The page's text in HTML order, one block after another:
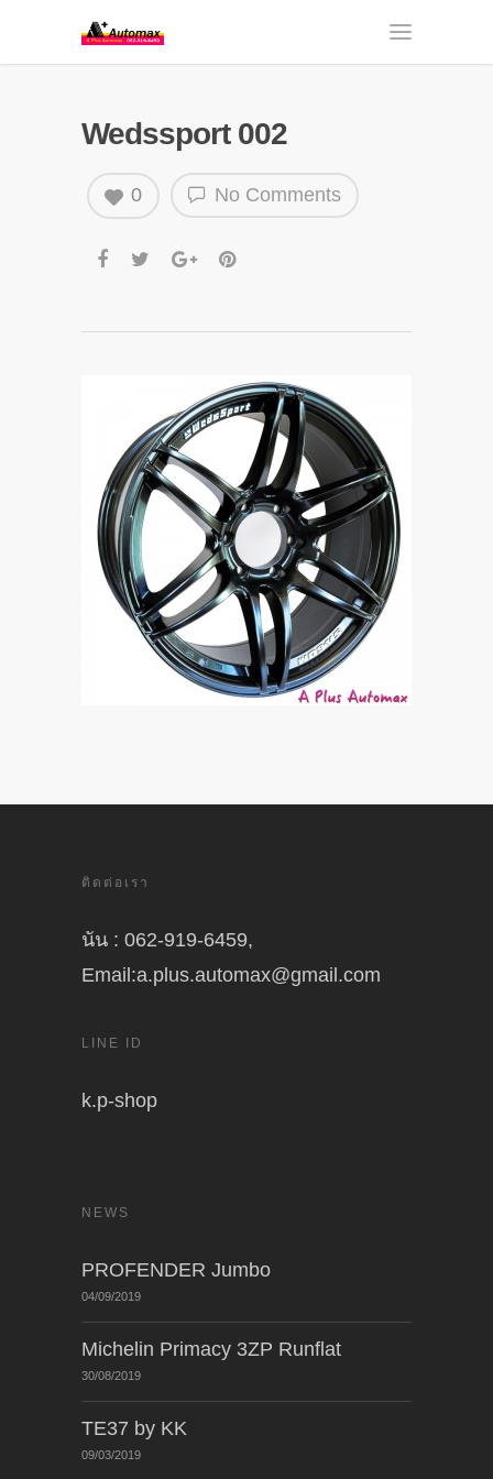
Wedssport 002
No Comments
0
ติดต่อเรา
นัน : 062-919-6459,
Email:a.plus.automax@gmail.com
LINE ID
k.p-shop
NEWS
PROFENDER Jumbo
04/09/2019
Michelin Primacy 3ZP Runflat
30/08/2019
TE37 by KK
09/03/2019